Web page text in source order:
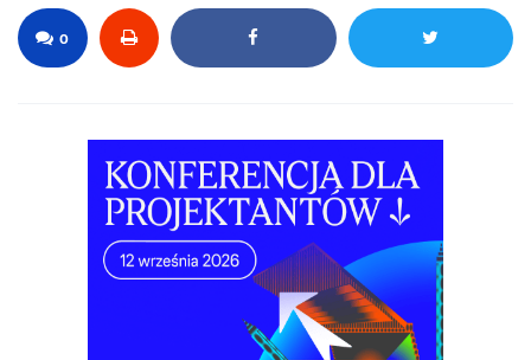
0